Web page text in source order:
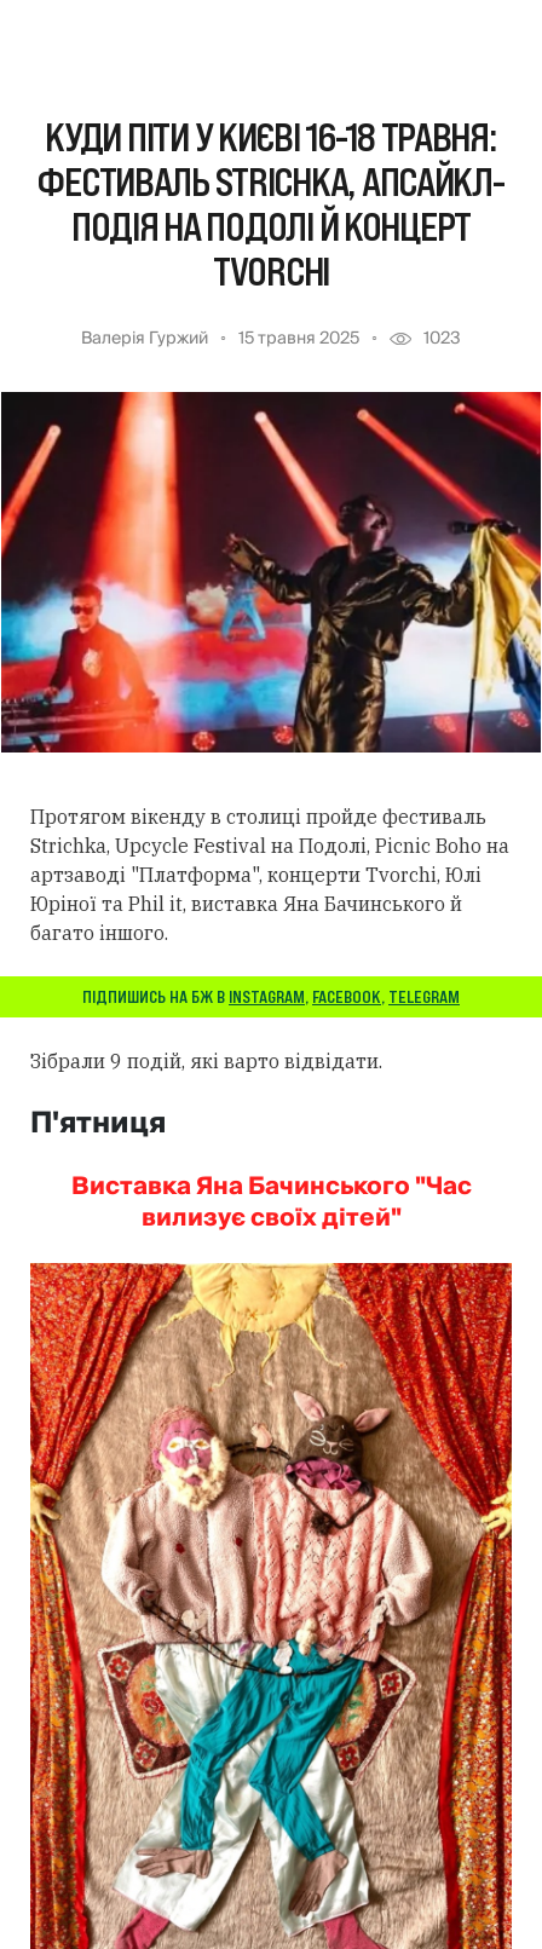
КУДИ ПІТИ У КИЄВІ 16-18 ТРАВНЯ:
ФЕСТИВАЛЬ STRICHKA, АПСАЙКЛ-
ПОДІЯ НА ПОДОЛІ Й КОНЦЕРТ
TVORCHI
Валерія Гуржий 15 травня 2025 1023
Протягом вікенду в столиці пройде фестиваль
Strichka, Upcycle Festival на Подолі, Picnic Boho на
артзаводі "Платформа", концерти Tvorchi, Юлі
Юріної та Phil it, виставка Яна Бачинського й
багато іншого.
ПІДПИШИСЬ НА БЖ В INSTAGRAM, FACEBOOK, TELEGRAM
Зібрали 9 подій, які варто відвідати.
П'ятниця
Виставка Яна Бачинського "Час
вилизує своїх дітей"